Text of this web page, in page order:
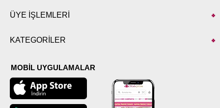
ÜYE İŞLEMLERİ
KATEGORİLER
MOBİL UYGULAMALAR